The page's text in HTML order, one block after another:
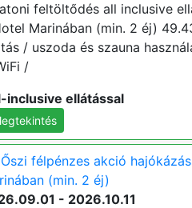
feltöltődés all inclusive
Marinában (min. 2 éj)
/ uszoda és szauna
/
inclusive ellátással
félpénzes akció
(min. 2 éj)
- 2026.10.11